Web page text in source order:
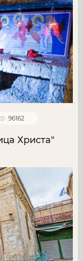
96162
Христа"